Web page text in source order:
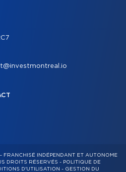
INDÉPENDANT ET AUTONOME
DROITS RÉSERVÉS - POLITIQUE DE
D'UTILISATION - GESTION DU